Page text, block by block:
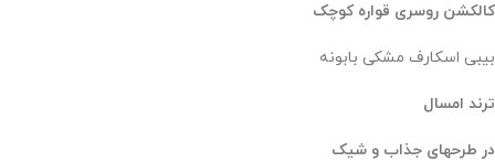
کالکشن روسری قواره کوچک
بیبی اسکارف مشکی بابونه
ترند امسال
در طرحهای جذاب و شیک